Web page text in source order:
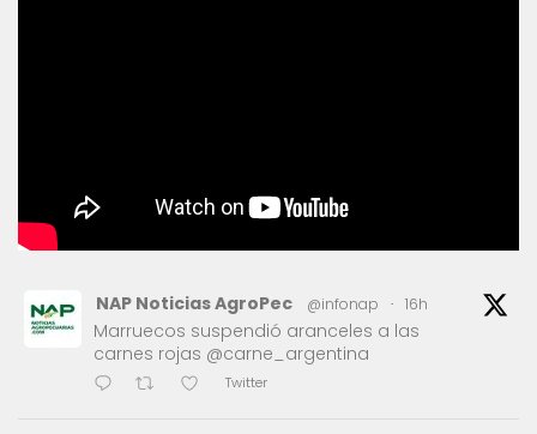
NAP Noticias AgroPec @infonap · 16h
Marruecos suspendió aranceles a las
carnes rojas @carne_argentina
Twitter